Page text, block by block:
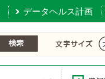
データヘルス計画